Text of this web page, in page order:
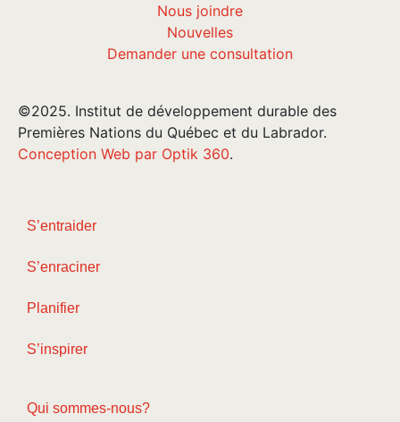
Nous joindre
Nouvelles
Demander une consultation
©2025. Institut de développement durable des
Premières Nations du Québec et du Labrador.
Conception Web par Optik 360.
S’entraider
S’enraciner
Planifier
S’inspirer
Qui sommes-nous?